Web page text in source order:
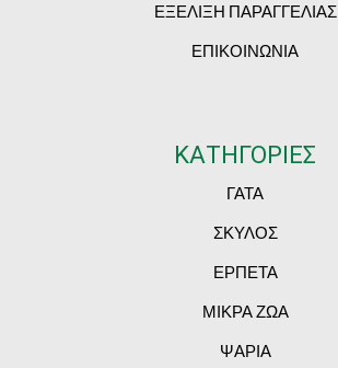
ΕΞΕΛΙΞΗ ΠΑΡΑΓΓΕΛΙΑΣ
ΕΠΙΚΟΙΝΩΝΙΑ
ΚΑΤΗΓΟΡΙΕΣ
ΓΑΤΑ
ΣΚΥΛΟΣ
ΕΡΠΕΤΑ
ΜΙΚΡΑ ΖΩΑ
ΨΑΡΙΑ